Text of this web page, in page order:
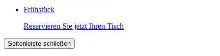
Frühstück
Reservieren Sie jetzt Ihren Tisch
Seitenleiste schließen